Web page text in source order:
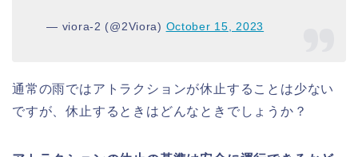
— viora-2 (@2Viora) October 15, 2023
通常の雨ではアトラクションが休止することは少ない
ですが、休止するときはどんなときでしょうか？